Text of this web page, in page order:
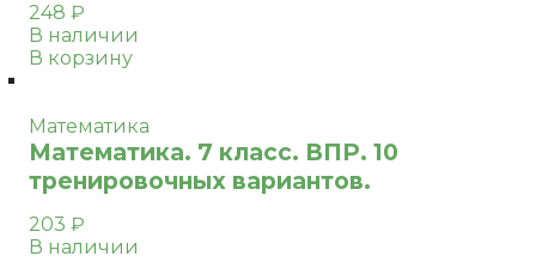
248 ₽
В наличии
В корзину
Математика
Математика. 7 класс. ВПР. 10
тренировочных вариантов.
203 ₽
В наличии